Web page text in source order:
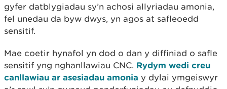
gyfer datblygiadau sy’n achosi allyriadau amonia,
fel unedau da byw dwys, yn agos at safleoedd
sensitif.
Mae coetir hynafol yn dod o dan y diffiniad o safle
sensitif yng nghanllawiau CNC. Rydym wedi creu
canllawiau ar asesiadau amonia y dylai ymgeiswyr